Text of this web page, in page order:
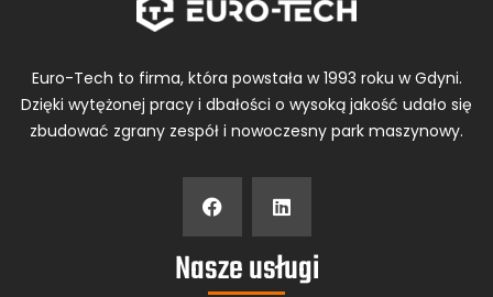
Euro-Tech to firma, która powstała w 1993 roku w Gdyni.
Dzięki wytężonej pracy i dbałości o wysoką jakość udało się
zbudować zgrany zespół i nowoczesny park maszynowy.
Nasze usługi